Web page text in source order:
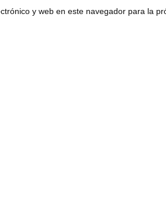
y web en este navegador para la